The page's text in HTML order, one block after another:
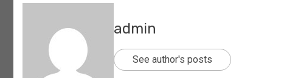
admin
See author's posts